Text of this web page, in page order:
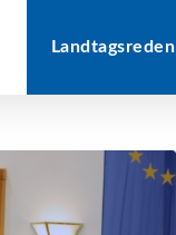
Landtagsreden